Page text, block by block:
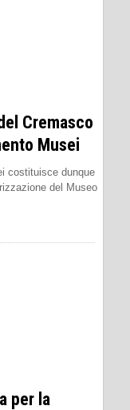
Cremasco
Musei
costituisce dunque
del Museo
per la